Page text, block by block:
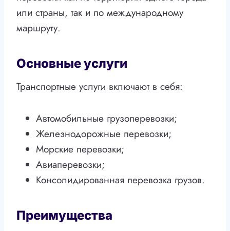
или страны, так и по международному
маршруту.
Основные услуги
Транспортные услуги включают в себя:
Автомобильные грузоперевозки;
Железнодорожные перевозки;
Морские перевозки;
Авиаперевозки;
Консолидированная перевозка грузов.
Преимущества